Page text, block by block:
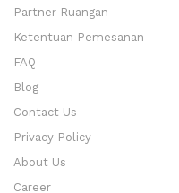
Partner Ruangan
Ketentuan Pemesanan
FAQ
Blog
Contact Us
Privacy Policy
About Us
Career